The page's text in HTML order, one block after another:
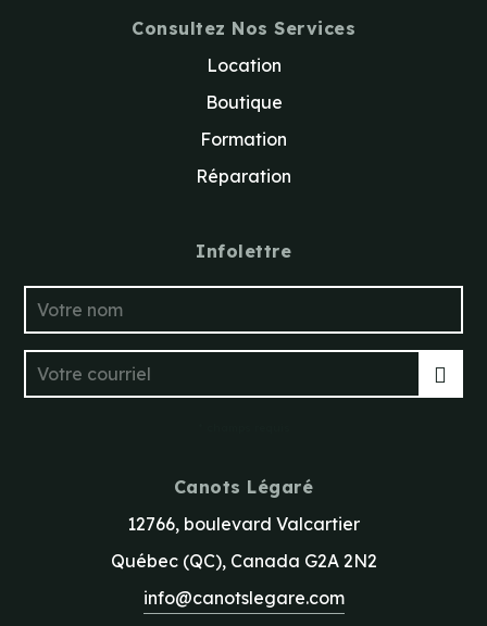
Consultez Nos Services
Location
Boutique
Formation
Réparation
Infolettre
Canots Légaré
12766, boulevard Valcartier
Québec (QC), Canada G2A 2N2
info@canotslegare.com